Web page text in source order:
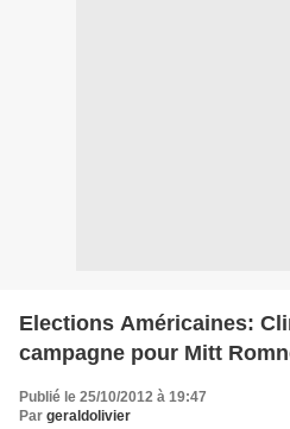
Elections Américaines:
campagne pour Mitt
Publié le 25/10/2012 à 19:47
Par geraldolivier